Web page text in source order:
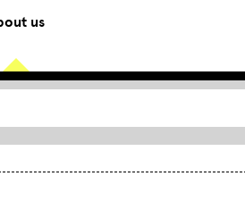
us